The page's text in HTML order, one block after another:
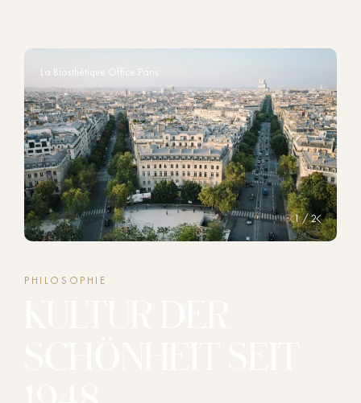
1 / 2
La Biosthétique Office Paris
PHILOSOPHIE